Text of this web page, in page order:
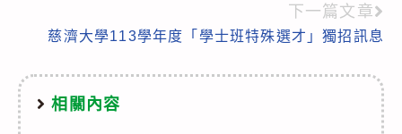
下一篇文章
慈濟大學113學年度「學士班特殊選才」獨招訊息
相關內容